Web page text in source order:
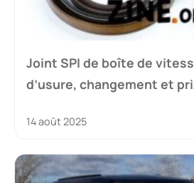
Joint SPI de boîte de
d’usure, changement et
14 août 2025